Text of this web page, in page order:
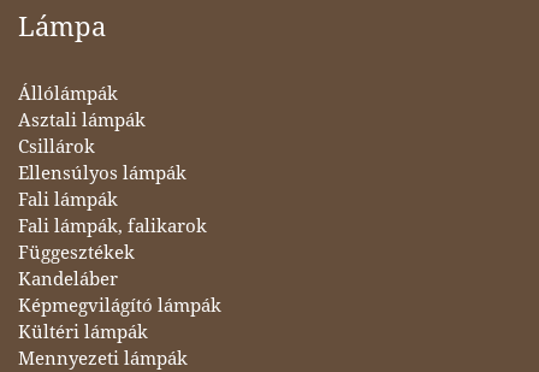
Lámpa
Állólámpák
Asztali lámpák
Csillárok
Ellensúlyos lámpák
Fali lámpák
Fali lámpák, falikarok
Függesztékek
Kandeláber
Képmegvilágító lámpák
Kültéri lámpák
Mennyezeti lámpák